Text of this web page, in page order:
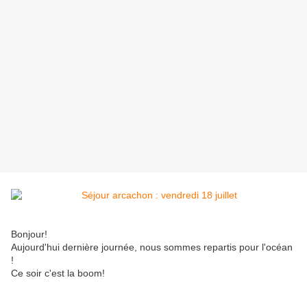
Bonjour!
Aujourd'hui dernière journée, nous sommes repartis pour l'océan
!
Ce soir c'est la boom!